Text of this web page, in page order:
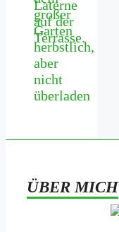
großer
Garten
herbstlich,
aber
nicht
überladen
ÜBER MICH